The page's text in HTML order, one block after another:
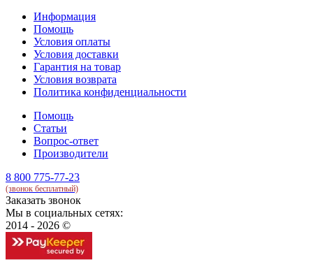
Информация
Помощь
Условия оплаты
Условия доставки
Гарантия на товар
Условия возврата
Политика конфиденциальности
Помощь
Статьи
Вопрос-ответ
Производители
8 800 775-77-23
(звонок бесплатный)
Заказать звонок
Мы в социальных сетях:
2014 - 2026 ©